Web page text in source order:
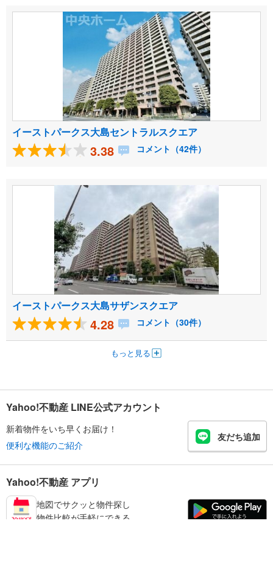
イーストパークス大島セントラルスクエア
3.38 コメント（42件）
イーストパークス大島サザンスクエア
4.28 コメント（30件）
もっと見る
Yahoo!不動産 LINE公式アカウント
新着物件をいち早くお届け！
便利な機能のご紹介
友だち追加
Yahoo!不動産 アプリ
地図でサクッと物件探し
物件比較が手軽にできる